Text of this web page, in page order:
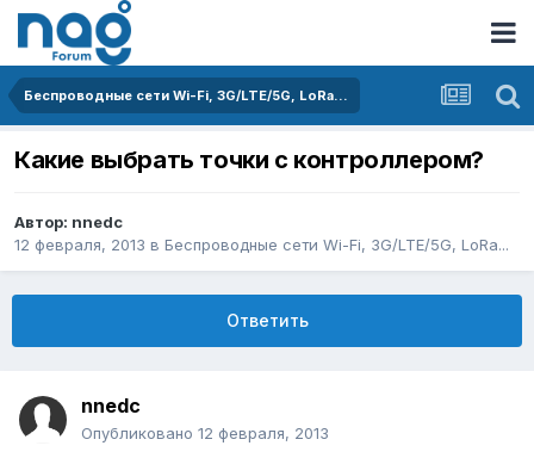
Беспроводные сети Wi-Fi, 3G/LTE/5G, LoRa...
Какие выбрать точки с контроллером?
Автор: nnedc
12 февраля, 2013 в Беспроводные сети Wi-Fi, 3G/LTE/5G, LoRa...
Ответить
nnedc
Опубликовано 12 февраля, 2013